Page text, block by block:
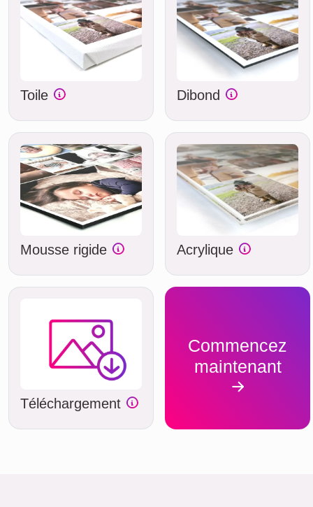
Toile Dibond
Mousse rigide Acrylique
Téléchargement
Commencez
maintenant